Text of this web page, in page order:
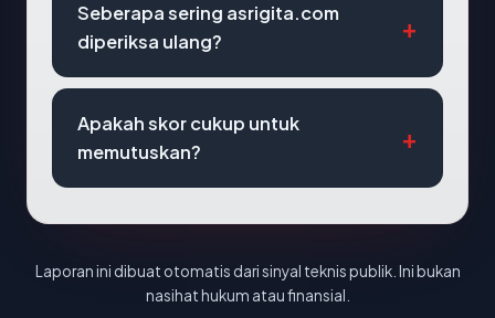
Seberapa sering asrigita.com
diperiksa ulang?
Apakah skor cukup untuk
memutuskan?
Laporan ini dibuat otomatis dari sinyal teknis publik. Ini bukan
nasihat hukum atau finansial.